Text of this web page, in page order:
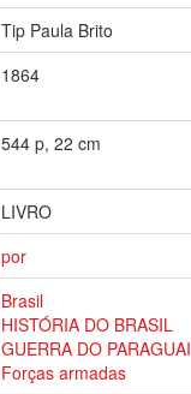
Tip Paula Brito
1864
544 p, 22 cm
LIVRO
por
Brasil
HISTÓRIA DO BRASIL
GUERRA DO PARAGUAI
Forças armadas